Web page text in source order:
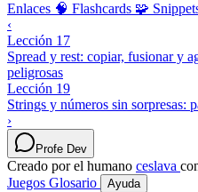
Enlaces 🧠 Flashcards 🧩
‹
Lección 17
Spread y rest: copiar, fusionar y
peligrosas
Lección 19
Strings y números sin sorpresas:
›
Profe Dev
Creado por el humano ceslava
Juegos Glosario Ayuda